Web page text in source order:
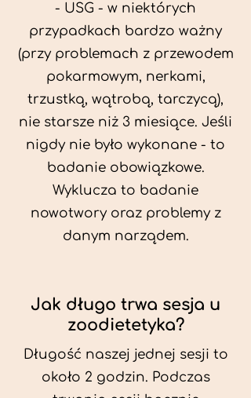
- USG - w niektórych
przypadkach bardzo ważny
(przy problemach z przewodem
pokarmowym, nerkami,
trzustką, wątrobą, tarczycą),
nie starsze niż 3 miesiące. Jeśli
nigdy nie było wykonane - to
badanie obowiązkowe.
Wyklucza to badanie
nowotwory oraz problemy z
danym narządem.
Jak długo trwa sesja u
zoodietetyka?
Długość naszej jednej sesji to
około 2 godzin. Podczas